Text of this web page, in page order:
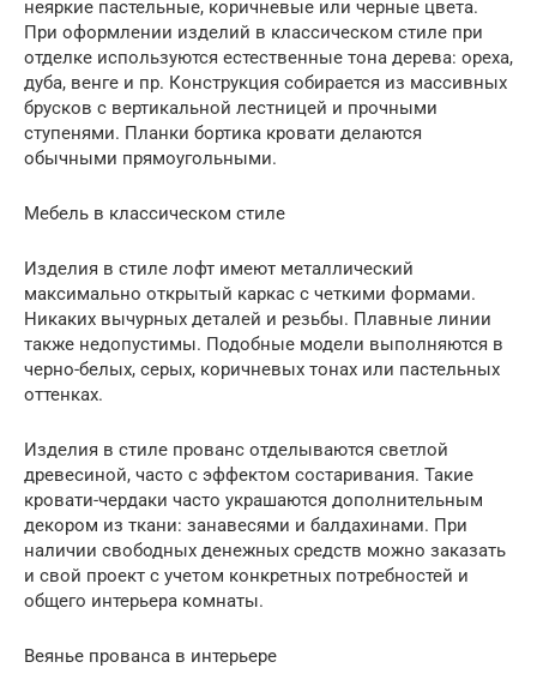
неяркие пастельные, коричневые или черные цвета.
При оформлении изделий в классическом стиле при
отделке используются естественные тона дерева: ореха,
дуба, венге и пр. Конструкция собирается из массивных
брусков с вертикальной лестницей и прочными
ступенями. Планки бортика кровати делаются
обычными прямоугольными.
Мебель в классическом стиле
Изделия в стиле лофт имеют металлический
максимально открытый каркас с четкими формами.
Никаких вычурных деталей и резьбы. Плавные линии
также недопустимы. Подобные модели выполняются в
черно-белых, серых, коричневых тонах или пастельных
оттенках.
Изделия в стиле прованс отделываются светлой
древесиной, часто с эффектом состаривания. Такие
кровати-чердаки часто украшаются дополнительным
декором из ткани: занавесями и балдахинами. При
наличии свободных денежных средств можно заказать
и свой проект с учетом конкретных потребностей и
общего интерьера комнаты.
Веянье прованса в интерьере